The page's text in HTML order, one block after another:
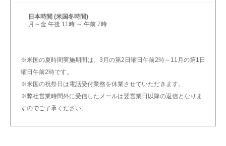
日本時間 (米国冬時間)
月～金 午後 11時 ～ 午前 7時
※米国の夏時間実施期間は、3月の第2日曜日午前2時～11月の第1日
曜日午前2時です。
※米国の祝祭日は電話受付業務を休業させていただきます。
※弊社営業時間外に受信したメールは翌営業日以降の返信となりま
すのでご了承ください。